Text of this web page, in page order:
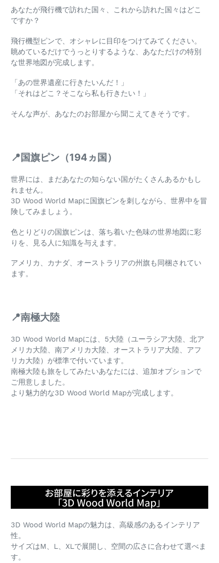
あなたが飛行機で訪れた国々、これから訪れた国々はどこ
ですか？
飛行機型ピンで、オシャレに目印をつけてみてください。
眺めているだけでうっとりするような、あなただけの特別
な世界地図が完成します。
「あの世界遺産に行きたいんだ！」
「それはどこ？そこなら私も行きたい！」
そんな声が、あなたのお部屋から聞こえてきそうです。
📍国旗ピン（194ヵ国）
世界には、まだあなたの知らない国がたくさんあるかもし
れません。
3D Wood World Mapに国旗ピンを刺しながら、世界中を冒
険してみましょう。
色とりどりの国旗ピンは、落ち着いた色味の世界地図に彩
りを、見る人に知識を与えます。
アメリカ、カナダ、オーストラリアの州旗も同梱されてい
ます。
📍南極大陸
3D Wood World Mapには、5大陸（ユーラシア大陸、北ア
メリカ大陸、南アメリカ大陸、オーストラリア大陸、アフ
リカ大陸）が標準で付いています。
南極大陸も旅をしてみたいあなたには、追加オプションで
ご用意しました。
より魅力的な3D Wood World Mapが完成します。
3D Wood World Mapの魅力は、高級感のあるインテリア
性。
サイズはM、L、XLで展開し、空間の広さに合わせて選べま
す。